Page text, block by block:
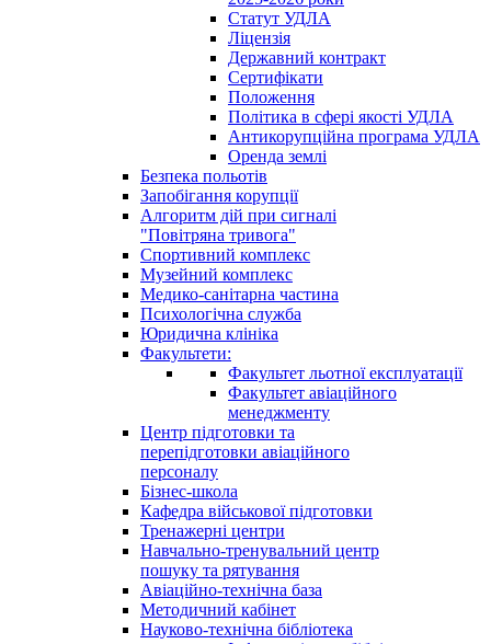
Статут УДЛА
Ліцензія
Державний контракт
Сертифікати
Положення
Політика в сфері якості УДЛА
Антикорупційна програма УДЛА
Оренда землі
Безпека польотів
Запобігання корупції
Алгоритм дій при сигналі
"Повітряна тривога"
Спортивний комплекс
Музейний комплекс
Медико-санітарна частина
Психологічна служба
Юридична клініка
Факультети:
Факультет льотної експлуатації
Факультет авіаційного
менеджменту
Центр підготовки та
перепідготовки авіаційного
персоналу
Бізнес-школа
Кафедра військової підготовки
Тренажерні центри
Навчально-тренувальний центр
пошуку та рятування
Авіаційно-технічна база
Методичний кабінет
Науково-технічна бібліотека